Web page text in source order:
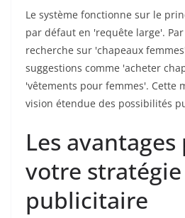
Le système fonctionne sur le
par défaut en 'requête large'.
recherche sur 'chapeaux
suggestions comme 'acheter
'vêtements pour femmes'. Cette
vision étendue des possibilités
Les
votre stratégie
publicitaire